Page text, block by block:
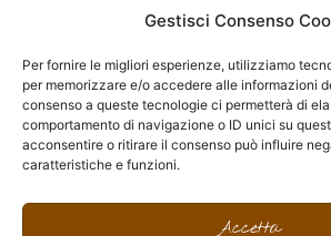
Gestisci Consenso
Per fornire le migliori esperienze, utilizziamo
per memorizzare e/o accedere alle informazioni
consenso a queste tecnologie ci permetterà di
comportamento di navigazione o ID unici su
acconsentire o ritirare il consenso può influire
caratteristiche e funzioni.
Accetta
seguici sui social
F
I
n
P
i
F